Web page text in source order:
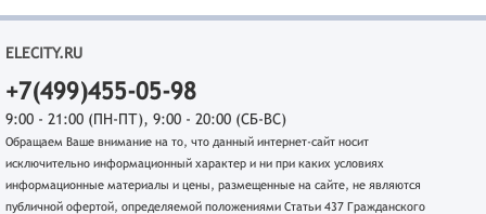
ELECITY.RU
+7(499)455-05-98
9:00 - 21:00 (ПН-ПТ), 9:00 - 20:00 (СБ-ВС)
Обращаем Ваше внимание на то, что данный интернет-сайт носит
исключительно информационный характер и ни при каких условиях
информационные материалы и цены, размещенные на сайте, не являются
публичной офертой, определяемой положениями Статьи 437 Гражданского